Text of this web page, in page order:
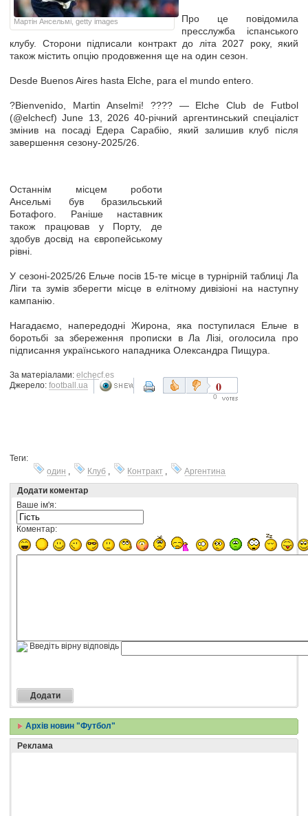
Мартін Ансельмі, getty images
Про це повідомила
пресслужба іспанського
клубу. Сторони підписали контракт до літа 2027 року, який
також містить опцію продовження ще на один сезон.
Desde Buenos Aires hasta Elche, para el mundo entero.
?Bienvenido, Martin Anselmi! ???? — Elche Club de Futbol
(@elchecf) June 13, 2026 40-річний аргентинський спеціаліст
змінив на посаді Едера Сарабію, який залишив клуб після
завершення сезону-2025/26.
Останнім місцем роботи
Ансельмі був бразильський
Ботафого. Раніше наставник
також працював у Порту, де
здобув досвід на європейському
рівні.
У сезоні-2025/26 Ельче посів 15-те місце в турнірній таблиці Ла
Ліги та зумів зберегти місце в елітному дивізіоні на наступну
кампанію.
Нагадаємо, напередодні Жирона, яка поступилася Ельче в
боротьбі за збереження прописки в Ла Лізі, оголосила про
підписання українського нападника Олександра Пищура.
За матеріалами: elchecf.es
Джерело: football.ua 0
0
Теги:
один
Клуб Контракт
Аргентина
Додати коментар
Ваше ім'я:
Коментар:
Введіть вірну відповідь
Архів новин "Футбол"
Реклама